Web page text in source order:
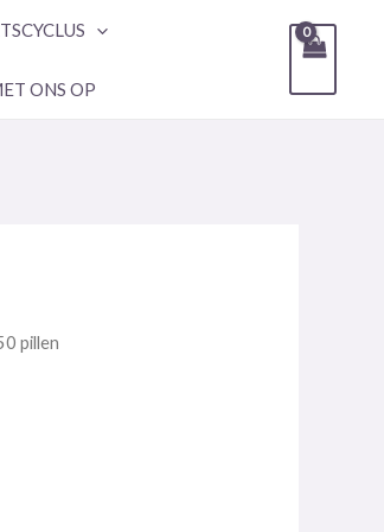
ONS OP
pillen